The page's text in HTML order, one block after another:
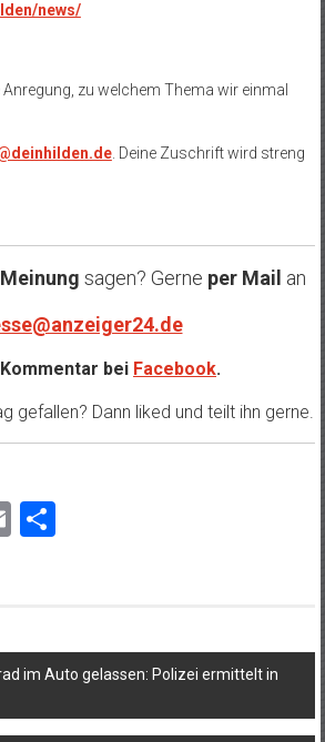
news/
Anregung, zu welchem Thema wir einmal
. Deine Zuschrift wird streng
sagen? Gerne per Mail an
Kommentar bei Facebook.
gefallen? Dann liked und teilt ihn gerne.
EmailTeilen
im Auto gelassen: Polizei ermittelt in